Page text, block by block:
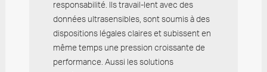
responsabilité. Ils travail-lent avec des
données ultrasensibles, sont soumis à des
dispositions légales claires et subissent en
même temps une pression croissante de
performance. Aussi les solutions